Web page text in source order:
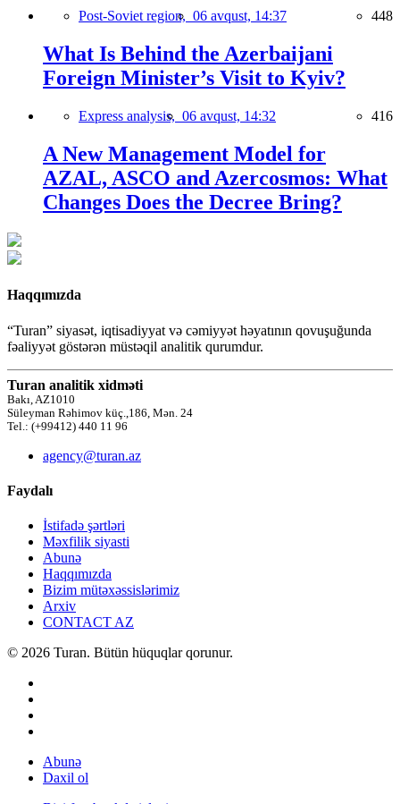
Post-Soviet region, 06 avqust, 14:37 448
What Is Behind the Azerbaijani
Foreign Minister’s Visit to Kyiv?
Express analysis, 06 avqust, 14:32 416
A New Management Model for
AZAL, ASCO and Azercosmos: What
Changes Does the Decree Bring?
Haqqımızda
“Turan” siyasət, iqtisadiyyat və cəmiyyət həyatının qovuşuğunda
fəaliyyət göstərən müstəqil analitik qurumdur.
Turan analitik xidməti
Bakı, AZ1010
Süleyman Rəhimov küç.,186, Mən. 24
Tel.: (+99412) 440 11 96
agency@turan.az
Faydalı
İstifadə şərtləri
Məxfilik siyasti
Abunə
Haqqımızda
Bizim mütəxəssislərimiz
Arxiv
CONTACT AZ
© 2026 Turan. Bütün hüquqlar qorunur.
Abunə
Daxil ol